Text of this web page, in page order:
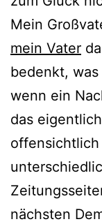
Mein
mein Vater
bedenkt,
wenn ein
das
nächsten